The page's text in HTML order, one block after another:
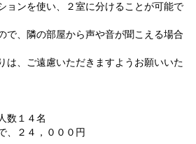
ョンを使い、２室に分けることが可能で
で、隣の部屋から声や音が聞こえる場合
は、ご遠慮いただきますようお願いいた
数１４名
、２４，０００円